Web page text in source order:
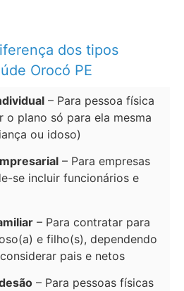
dos tipos
Orocó PE
– Para pessoa física
o plano só para ela mesma
ou idoso)
– Para empresas
se incluir funcionários e
– Para contratar para
e filho(s), dependendo
pais e netos
– Para pessoas físicas